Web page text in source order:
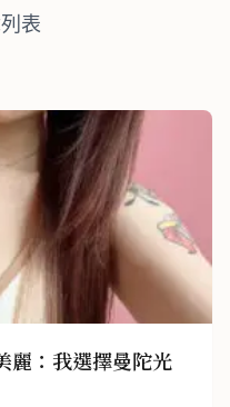
表
麗：我選擇曼陀光